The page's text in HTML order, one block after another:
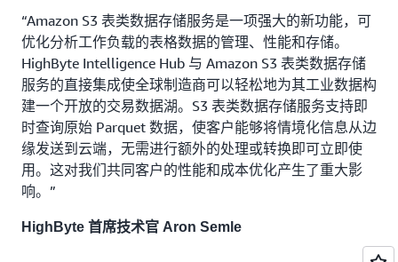
“Amazon S3 表类数据存储服务是一项强大的新功能，可
优化分析工作负载的表格数据的管理、性能和存储。
HighByte Intelligence Hub 与 Amazon S3 表类数据存储
服务的直接集成使全球制造商可以轻松地为其工业数据构
建一个开放的交易数据湖。S3 表类数据存储服务支持即
时查询原始 Parquet 数据，使客户能够将情境化信息从边
缘发送到云端，无需进行额外的处理或转换即可立即使
用。这对我们共同客户的性能和成本优化产生了重大影
响。”
HighByte 首席技术官 Aron Semle